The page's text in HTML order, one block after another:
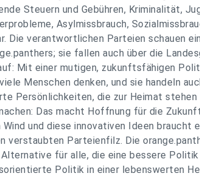
Steuern und Gebühren, Kriminalität,
Asylmissbrauch,
Die verantwortlichen Parteien schauen
sie fallen auch über die
Mit einer mutigen, zukunftsfähigen
Menschen denken, und sie handeln
Persönlichkeiten, die zur Heimat stehen
Das macht Hoffnung für die
Wind und diese innovativen Ideen braucht
verstaubten Parteienfilz. Die
für alle, die eine bessere Politik
Politik in einer lebenswerten